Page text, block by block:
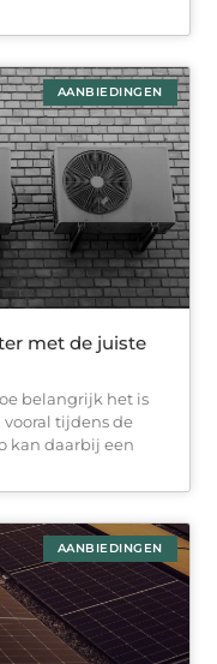
AANBIEDINGEN
met de juiste
belangrijk het is
tijdens de
kan daarbij een
AANBIEDINGEN